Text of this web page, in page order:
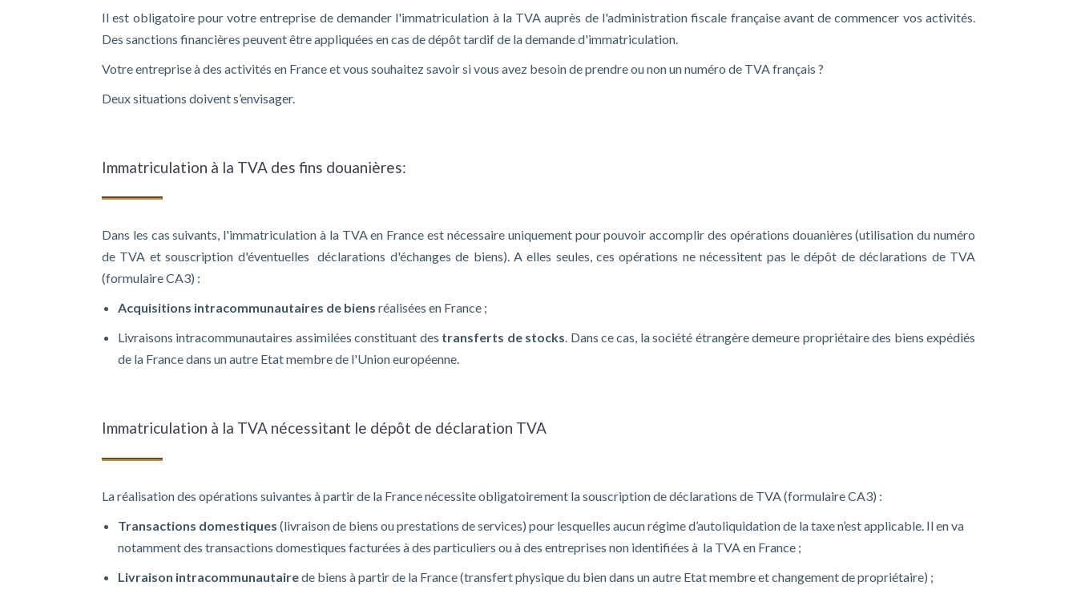
Il est obligatoire pour votre entreprise de demander l'immatriculation à la TVA auprès de l'administration fiscale française avant de commencer vos activités.
Des sanctions financières peuvent être appliquées en cas de dépôt tardif de la demande d'immatriculation.
Votre entreprise à des activités en France et vous souhaitez savoir si vous avez besoin de prendre ou non un numéro de TVA français ?
Deux situations doivent s’envisager.
Immatriculation à la TVA des fins douanières:
Dans les cas suivants, l'immatriculation à la TVA en France est nécessaire uniquement pour pouvoir accomplir des opérations douanières (utilisation du numéro
de TVA et souscription d'éventuelles déclarations d'échanges de biens). A elles seules, ces opérations ne nécessitent pas le dépôt de déclarations de TVA
(formulaire CA3) :
Acquisitions intracommunautaires de biens réalisées en France ;
Livraisons intracommunautaires assimilées constituant des transferts de stocks. Dans ce cas, la société étrangère demeure propriétaire des biens expédiés
de la France dans un autre Etat membre de l'Union européenne.
Immatriculation à la TVA nécessitant le dépôt de déclaration TVA
La réalisation des opérations suivantes à partir de la France nécessite obligatoirement la souscription de déclarations de TVA (formulaire CA3) :
Transactions domestiques (livraison de biens ou prestations de services) pour lesquelles aucun régime d’autoliquidation de la taxe n’est applicable. Il en va
notamment des transactions domestiques facturées à des particuliers ou à des entreprises non identifiées à la TVA en France ;
Livraison intracommunautairede biens à partir de la France (transfert physique du bien dans un autre Etat membre et changement de propriétaire) ;